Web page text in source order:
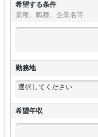
希望する条件
業種、職種、企業名等
勤務地
希望年収